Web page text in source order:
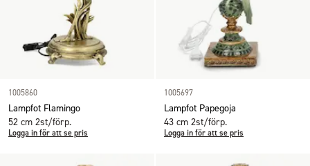
1005860
Lampfot Flamingo
52 cm 2st/förp.
Logga in för att se pris
1005697
Lampfot Papegoja
43 cm 2st/förp.
Logga in för att se pris